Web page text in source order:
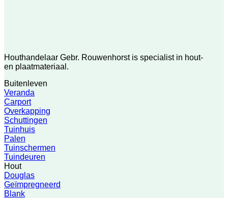
Houthandelaar Gebr. Rouwenhorst is specialist in hout-
en plaatmateriaal.
Buitenleven
Veranda
Carport
Overkapping
Schuttingen
Tuinhuis
Palen
Tuinschermen
Tuindeuren
Hout
Douglas
Geïmpregneerd
Blank